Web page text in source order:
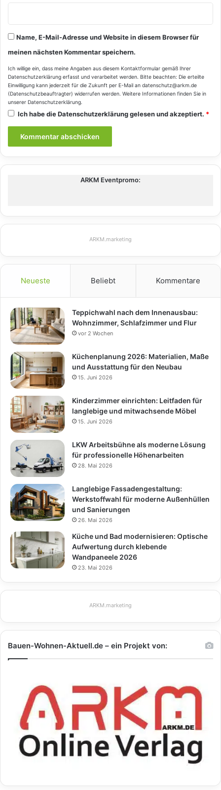
Name, E-Mail-Adresse und Website in diesem Browser für
meinen nächsten Kommentar speichern.
Ich willige ein, dass meine Angaben aus diesem Kontaktformular gemäß Ihrer
Datenschutzerklärung erfasst und verarbeitet werden. Bitte beachten: Die erteilte
Einwilligung kann jederzeit für die Zukunft per E-Mail an datenschutz@arkm.de
(Datenschutzbeauftragter) widerrufen werden. Weitere Informationen finden Sie in
unserer Datenschutzerklärung.
Ich habe dieDatenschutzerklärunggelesen und akzeptiert. *
ARKM Eventpromo:
ARKM.marketing
Neueste Beliebt Kommentare
Teppichwahl nach dem Innenausbau:
Wohnzimmer, Schlafzimmer und Flur
vor 2 Wochen
Küchenplanung 2026: Materialien, Maße
und Ausstattung für den Neubau
15. Juni 2026
Kinderzimmer einrichten: Leitfaden für
langlebige und mitwachsende Möbel
15. Juni 2026
LKW Arbeitsbühne als moderne Lösung
für professionelle Höhenarbeiten
28. Mai 2026
Langlebige Fassadengestaltung:
Werkstoffwahl für moderne Außenhüllen
und Sanierungen
26. Mai 2026
Küche und Bad modernisieren: Optische
Aufwertung durch klebende
Wandpaneele 2026
23. Mai 2026
ARKM.marketing
Bauen-Wohnen-Aktuell.de – ein Projekt von: